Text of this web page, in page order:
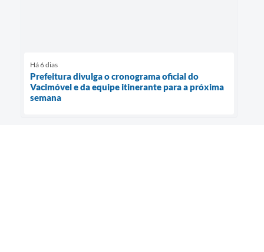
Há 6 dias
Prefeitura divulga o cronograma oficial do
Vacimóvel e da equipe itinerante para a próxima
semana